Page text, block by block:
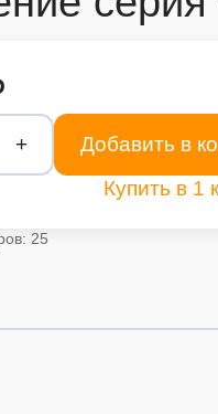
+
Добавить в
Купить в 1
25